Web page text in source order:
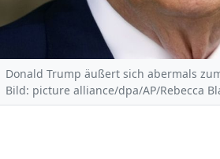
Donald Trump äußert sich abermals
Bild: picture alliance/dpa/AP/Rebecca